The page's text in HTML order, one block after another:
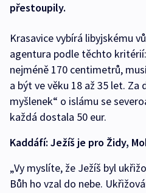
přestoupily.
Krasavice vybírá libyjskému
agentura podle těchto
nejméně 170 centimetrů,
a být ve věku 18 až 35 let. Za
myšlenek“ o islámu se
každá dostala 50 eur.
Kaddáfí: Ježíš je pro Židy,
„Vy myslíte, že Ježíš byl
Bůh ho vzal do nebe.